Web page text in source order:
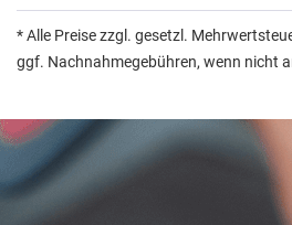
* Alle Preise zzgl. gesetzl.
ggf. Nachnahmegebühren, wenn nicht